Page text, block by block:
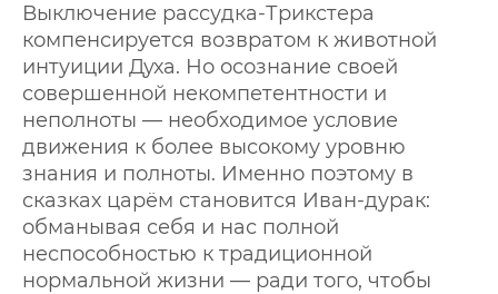
Выключение рассудка-Трикстера
компенсируется возвратом к животной
интуиции Духа. Но осознание своей
совершенной некомпетентности и
неполноты — необходимое условие
движения к более высокому уровню
знания и полноты. Именно поэтому в
сказках царём становится Иван-дурак:
обманывая себя и нас полной
неспособностью к традиционной
нормальной жизни — ради того, чтобы